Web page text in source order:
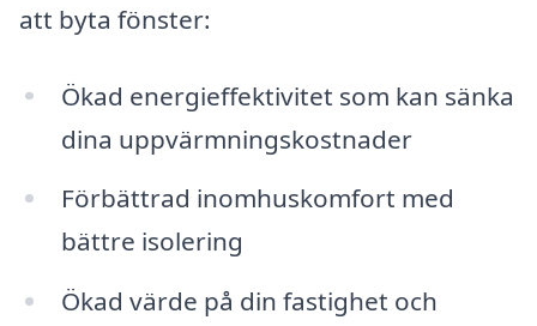
att byta fönster:
Ökad energieffektivitet som kan sänka
dina uppvärmningskostnader
Förbättrad inomhuskomfort med
bättre isolering
Ökad värde på din fastighet och